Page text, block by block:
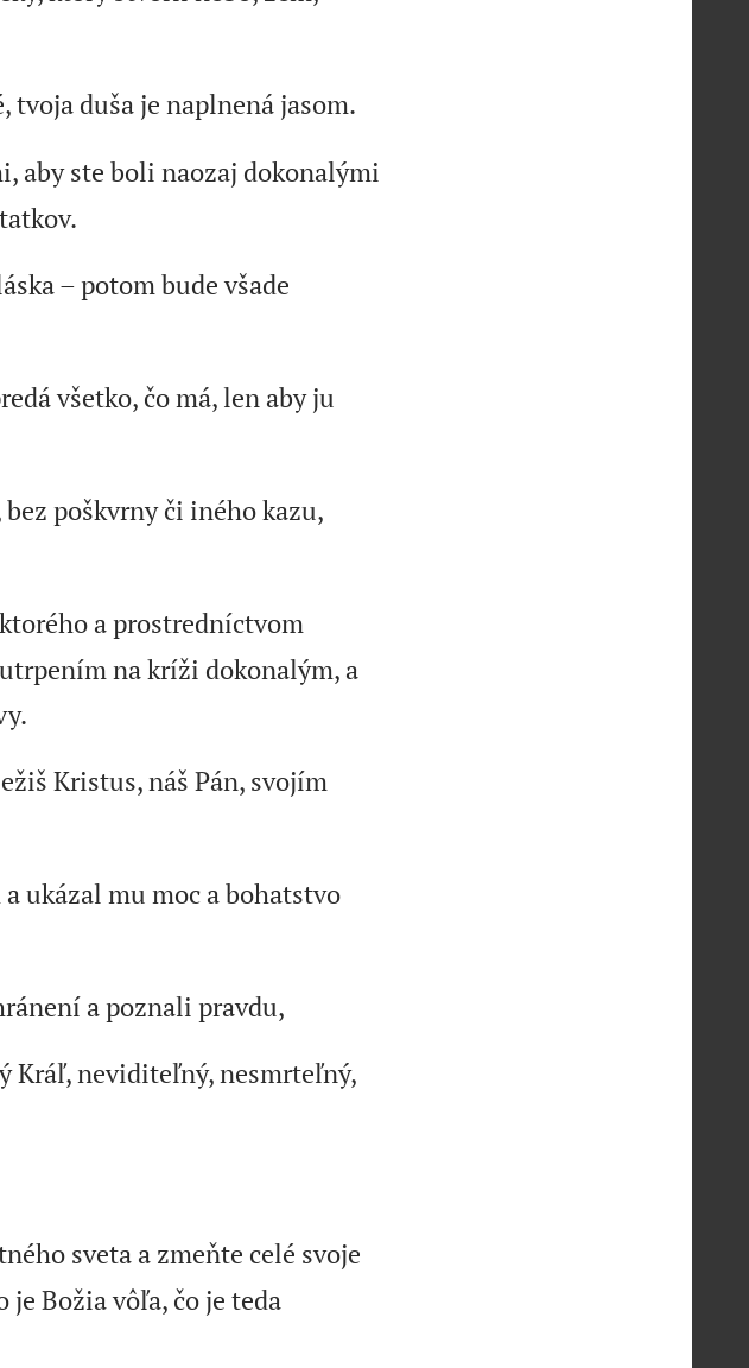
tvoja duša je naplnená jasom.
aby ste boli naozaj dokonalými
– potom bude všade
všetko, čo má, len aby ju
poškvrny či iného kazu,
a prostredníctvom
na kríži dokonalým, a
Kristus, náš Pán, svojím
ukázal mu moc a bohatstvo
a poznali pravdu,
Kráľ, neviditeľný, nesmrteľný,
sveta a zmeňte celé svoje
Božia vôľa, čo je teda